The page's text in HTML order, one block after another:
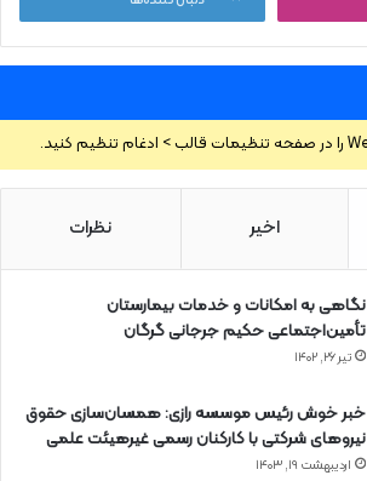
اخیر نظرات
نگاهی به امکانات و خدمات بیمارستان
تأمین‌اجتماعی حکیم جرجانی گرگان
تیر ۲۶, ۱۴۰۲
خبر خوش رئیس موسسه رازی: همسان‌سازی حقوق
نیروهای شرکتی با کارکنان رسمی غیرهیئت علمی
اردیبهشت ۱۹, ۱۴۰۳